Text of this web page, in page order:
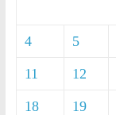
4 5
11 12
18 19